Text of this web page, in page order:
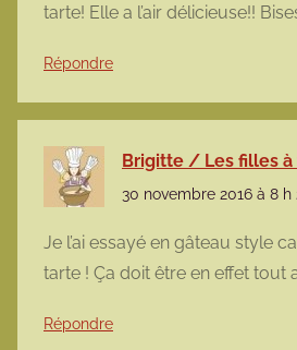
tarte! Elle a l’air délicieuse!!
Répondre
Brigitte / Les filles à
30 novembre 2016 à 8 h
Je l’ai essayé en gâteau style
tarte ! Ça doit être en effet tout
Répondre